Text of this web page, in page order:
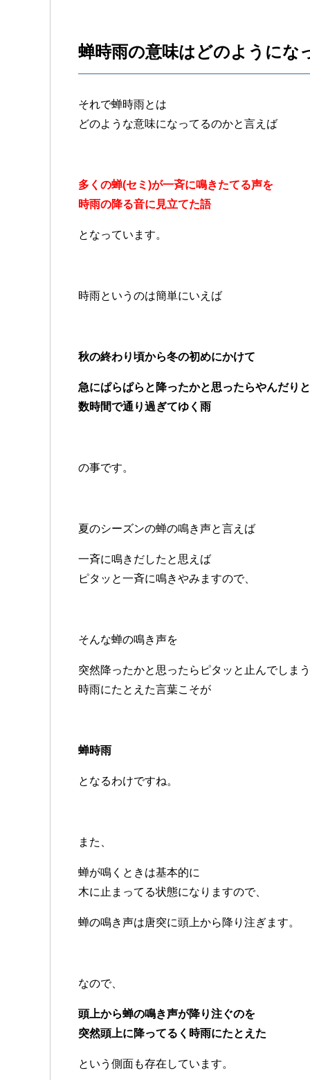
蝉時雨の意味はどのようにな
それで蝉時雨とは
どのような意味になってるのかと言えば
多くの蝉(セミ)が一斉に鳴きたてる声を
時雨の降る音に見立てた語
となっています。
時雨というのは簡単にいえば
秋の終わり頃から冬の初めにかけて
急にぱらぱらと降ったかと思ったらやんだりと
数時間で通り過ぎてゆく雨
の事です。
夏のシーズンの蝉の鳴き声と言えば
一斉に鳴きだしたと思えば
ピタッと一斉に鳴きやみますので、
そんな蝉の鳴き声を
突然降ったかと思ったらピタッと止んでしまう
時雨にたとえた言葉こそが
蝉時雨
となるわけですね。
また、
蝉が鳴くときは基本的に
木に止まってる状態になりますので、
蝉の鳴き声は唐突に頭上から降り注ぎます。
なので、
頭上から蝉の鳴き声が降り注ぐのを
突然頭上に降ってるく時雨にたとえた
という側面も存在しています。